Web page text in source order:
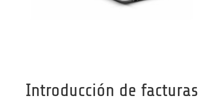
Introducción de facturas